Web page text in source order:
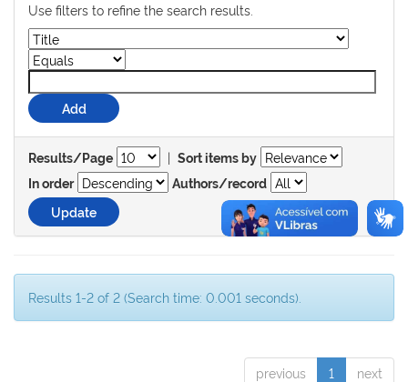
Use filters to refine the search results.
Results/Page | Sort items by
In order
Authors/record
Results 1-2 of 2 (Search time: 0.001 seconds).
previous 1 next